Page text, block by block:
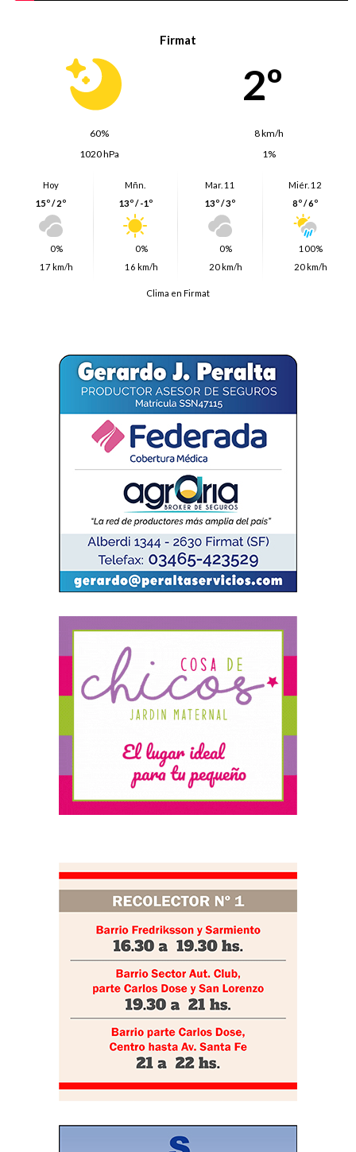
Firmat
2º
60%
8 km/h
1020 hPa
1%
Hoy
15º / 2º
0%
17 km/h
Mñn.
13º / -1º
0%
16 km/h
Mar. 11
13º / 3º
0%
20 km/h
Miér. 12
8º / 6º
100%
20 km/h
Clima en Firmat